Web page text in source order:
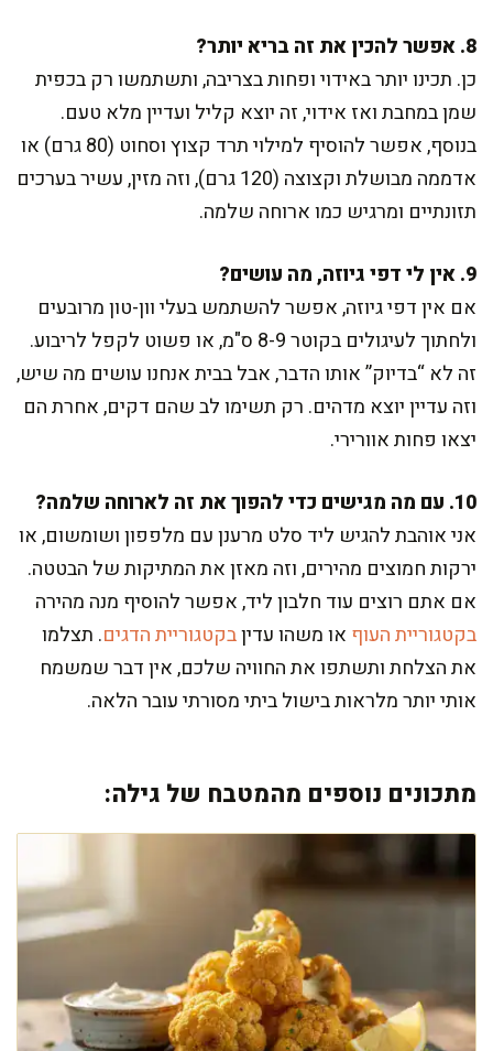
8. אפשר להכין את זה בריא יותר?
כן. תכינו יותר באידוי ופחות בצריבה, ותשתמשו רק בכפית
שמן במחבת ואז אידוי, זה יוצא קליל ועדיין מלא טעם.
בנוסף, אפשר להוסיף למילוי תרד קצוץ וסחוט (80 גרם) או
אדממה מבושלת וקצוצה (120 גרם), וזה מזין, עשיר בערכים
תזונתיים ומרגיש כמו ארוחה שלמה.
9. אין לי דפי גיוזה, מה עושים?
אם אין דפי גיוזה, אפשר להשתמש בעלי וון-טון מרובעים
ולחתוך לעיגולים בקוטר 8-9 ס"מ, או פשוט לקפל לריבוע.
זה לא “בדיוק” אותו הדבר, אבל בבית אנחנו עושים מה שיש,
וזה עדיין יוצא מדהים. רק תשימו לב שהם דקים, אחרת הם
יצאו פחות אוורירי.
10. עם מה מגישים כדי להפוך את זה לארוחה שלמה?
אני אוהבת להגיש ליד סלט מרענן עם מלפפון ושומשום, או
ירקות חמוצים מהירים, וזה מאזן את המתיקות של הבטטה.
אם אתם רוצים עוד חלבון ליד, אפשר להוסיף מנה מהירה
בקטגוריית העוף או משהו עדיןבקטגוריית הדגים. תצלמו
את הצלחת ותשתפו את החוויה שלכם, אין דבר שמשמח
אותי יותר מלראות בישול ביתי מסורתי עובר הלאה.
מתכונים נוספים מהמטבח של גילה: